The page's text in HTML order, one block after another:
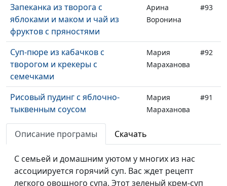
Запеканка из творога с
яблоками и маком и чай из
фруктов с пряностями
Арина
Воронина
#93
Суп-пюре из кабачков с
творогом и крекеры с
семечками
Мария
Мараханова
#92
Рисовый пудинг с яблочно-
тыквенным соусом
Мария
Мараханова
#91
Рататуй и греча с розмарином
Парфенова
Пирог из картошки с
картошкой
Ольга
Феофанова
Описание програмы Скачать
С семьей и домашним уютом у многих из нас
ассоциируется горячий суп. Вас ждет рецепт
легкого овощного супа. Этот зеленый крем-суп